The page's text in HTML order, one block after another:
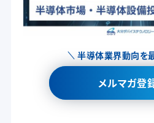
半導体業界動向を
メルマガ登